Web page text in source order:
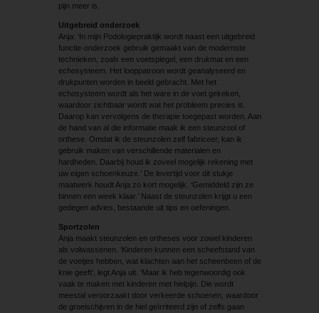
pijn meer is.
Uitgebreid onderzoek
Anja: ‘In mijn Podologiepraktijk wordt naast een uitgebreid
functie-onderzoek gebruik gemaakt van de modernste
technieken, zoals een voetspiegel, een drukmat en een
echosysteem. Het looppatroon wordt geanalyseerd en
drukpunten worden in beeld gebracht. Met het
echosysteem wordt als het ware in de voet gekeken,
waardoor zichtbaar wordt wat het probleem precies is.
Daarop kan vervolgens de therapie toegepast worden. Aan
de hand van al die informatie maak ik een steunzool of
orthese. Omdat ik de steunzolen zelf fabriceer, kan ik
gebruik maken van verschillende materialen en
hardheden. Daarbij houd ik zoveel mogelijk rekening met
uw eigen schoenkeuze.’ De levertijd voor dit stukje
maatwerk houdt Anja zo kort mogelijk. ‘Gemiddeld zijn ze
binnen een week klaar.’ Naast de steunzolen krijgt u een
gedegen advies, bestaande uit tips en oefeningen.
Sportzolen
Anja maakt steunzolen en ortheses voor zowel kinderen
als volwassenen. ‘Kinderen kunnen een scheefstand van
de voetjes hebben, wat klachten aan het scheenbeen of de
knie geeft’, legt Anja uit. ‘Maar ik heb tegenwoordig ook
vaak te maken met kinderen met hielpijn. Die wordt
meestal veroorzaakt door verkeerde schoenen, waardoor
de groeischijven in de hiel geïrriteerd zijn of zelfs gaan